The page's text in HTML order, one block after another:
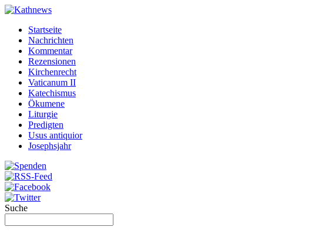
Startseite
Nachrichten
Kommentar
Rezensionen
Kirchenrecht
Vaticanum II
Katechismus
Ökumene
Liturgie
Predigten
Usus antiquior
Josephsjahr
Suche